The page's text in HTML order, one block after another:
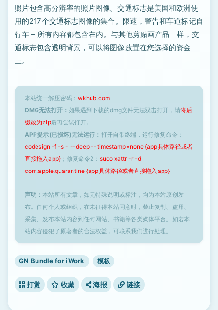
照片包含高分辨率的照片图像。交通标志是美国和欧洲使
用的217个交通标志图像的集合。限速，警告和车道标记自
行车 – 所有内容都包含在内。与其他剪贴画产品一样，交
通标志包含透明背景，可以将图像放置在您选择的资金
上。
本站统一解压密码： wkhub.com
DMG无法打开： 如果遇到下载的dmg文件无法双击打开，请将后
缀改为zip后再尝试打开。
APP提示(已损坏)无法运行： 打开自带终端，运行修复命令：
codesign -f -s - --deep --timestamp=none {app具体路径或者
直接拖入app}；修复命令2： sudo xattr -r -d
com.apple.quarantine {app具体路径或者直接拖入app}
声明：本站所有文章，如无特殊说明或标注，均为本站原创发
布。任何个人或组织，在未征得本站同意时，禁止复制、盗用、
采集、发布本站内容到任何网站、书籍等各类媒体平台。如若本
站内容侵犯了原著者的合法权益，可联系我们进行处理。
GN Bundle for iWork 模板
打赏 收藏 海报 链接